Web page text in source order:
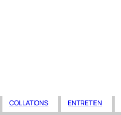
COLLATIONS ENTRETIEN